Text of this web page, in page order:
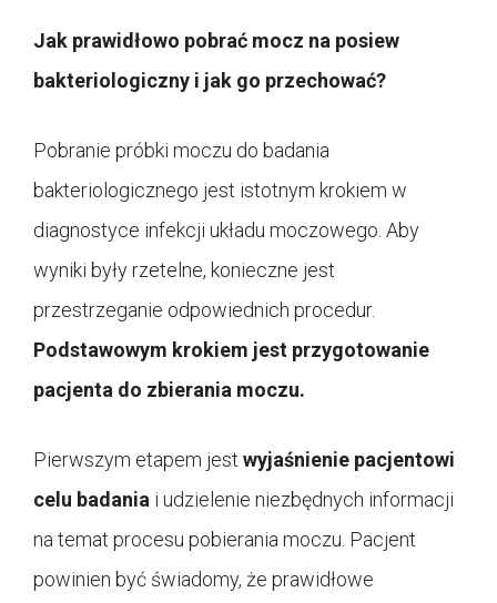
Jak prawidłowo pobrać mocz na posiew
bakteriologiczny i jak go przechować?
Pobranie próbki moczu do badania
bakteriologicznego jest istotnym krokiem w
diagnostyce infekcji układu moczowego. Aby
wyniki były rzetelne, konieczne jest
przestrzeganie odpowiednich procedur.
Podstawowym krokiem jest przygotowanie
pacjenta do zbierania moczu.
Pierwszym etapem jest wyjaśnienie pacjentowi
celu badania i udzielenie niezbędnych informacji
na temat procesu pobierania moczu. Pacjent
powinien być świadomy, że prawidłowe